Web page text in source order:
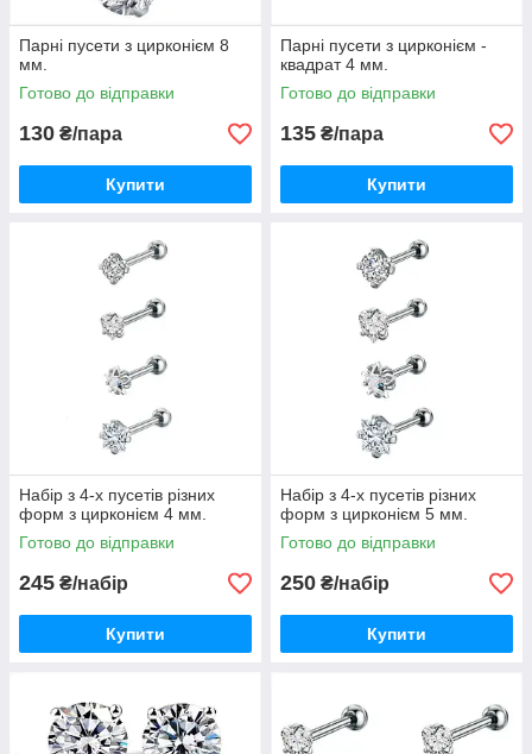
Парні пусети з цирконієм 8
мм.
Готово до відправки
130 ₴/пара
Купити
Парні пусети з цирконієм -
квадрат 4 мм.
Готово до відправки
135 ₴/пара
Купити
Набір з 4-х пусетів різних
форм з цирконієм 4 мм.
Готово до відправки
245 ₴/набір
Купити
Набір з 4-х пусетів різних
форм з цирконієм 5 мм.
Готово до відправки
250 ₴/набір
Купити